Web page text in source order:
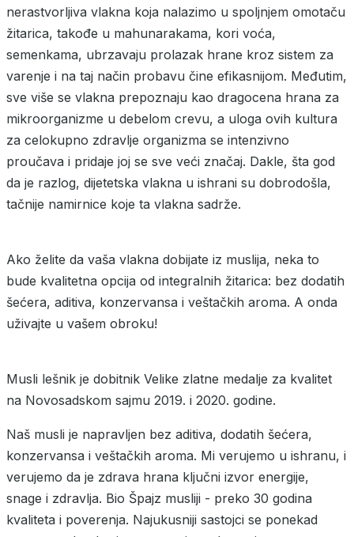
nerastvorljiva vlakna koja nalazimo u spoljnjem omotaču
žitarica, takođe u mahunarakama, kori voća,
semenkama, ubrzavaju prolazak hrane kroz sistem za
varenje i na taj način probavu čine efikasnijom. Međutim,
sve više se vlakna prepoznaju kao dragocena hrana za
mikroorganizme u debelom crevu, a uloga ovih kultura
za celokupno zdravlje organizma se intenzivno
proučava i pridaje joj se sve veći značaj. Dakle, šta god
da je razlog, dijetetska vlakna u ishrani su dobrodošla,
tačnije namirnice koje ta vlakna sadrže.
Ako želite da vaša vlakna dobijate iz muslija, neka to
bude kvalitetna opcija od integralnih žitarica: bez dodatih
šećera, aditiva, konzervansa i veštačkih aroma. A onda
uživajte u vašem obroku!
Musli lešnik je dobitnik Velike zlatne medalje za kvalitet
na Novosadskom sajmu 2019. i 2020. godine.
Naš musli je napravljen bez aditiva, dodatih šećera,
konzervansa i veštačkih aroma. Mi verujemo u ishranu, i
verujemo da je zdrava hrana ključni izvor energije,
snage i zdravlja. Bio Špajz musliji - preko 30 godina
kvaliteta i poverenja. Najukusniji sastojci se ponekad